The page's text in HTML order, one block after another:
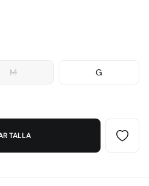
M G
TALLA